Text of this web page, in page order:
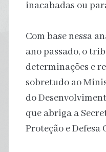
inacabadas ou
Com base nessa
ano passado, o
determinações e
sobretudo ao
do
que abriga a
Proteção e Defesa